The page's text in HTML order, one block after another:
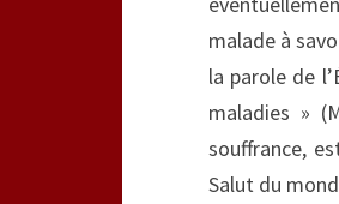
malade à
la parole de
maladies »
souffrance,
Salut du